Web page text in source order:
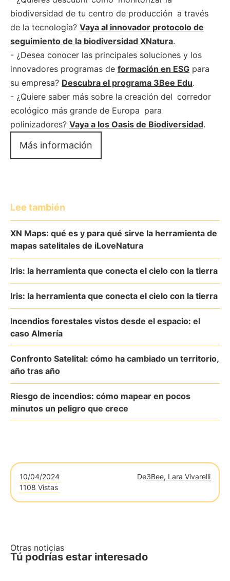
biodiversidad de tu centro de producción a través
de la tecnología? Vaya al innovador protocolo de
seguimiento de la biodiversidad XNatura.
- ¿Desea conocer las principales soluciones y los
innovadores programas de formación en ESG para
su empresa? Descubra el programa 3Bee Edu.
- ¿Quiere saber más sobre la creación del corredor
ecológico más grande de Europa para
polinizadores? Vaya a los Oasis de Biodiversidad.
Más información
Lee también
XN Maps: qué es y para qué sirve la herramienta de
mapas satelitales de iLoveNatura
Iris: la herramienta que conecta el cielo con la tierra
Iris: la herramienta que conecta el cielo con la tierra
Incendios forestales vistos desde el espacio: el
caso Almería
Confronto Satelital: cómo ha cambiado un territorio,
año tras año
Riesgo de incendios: cómo mapear en pocos
minutos un peligro que crece
10/04/2024 De3Bee, Lara Vivarelli
1108 Vistas
Otras noticias
Tú podrías estar interesado